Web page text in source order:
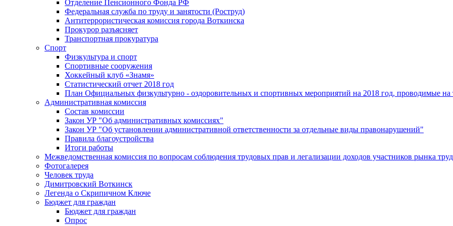
Отделение Пенсионного Фонда РФ
Федеральная служба по труду и занятости (Роструд)
Антитеррористическая комиссия города Воткинска
Прокурор разъясняет
Транспортная прокуратура
Спорт
Физкультура и спорт
Спортивные сооружения
Хоккейный клуб «Знамя»
Статистический отчет 2018 год
План Официальных физкультурно - оздоровительных и спортивных мероприятий на 2018 год, проводимые
Административная комиссия
Состав комиссии
Закон УР "Об административных комиссиях"
Закон УР "Об установлении административной ответственности за отдельные виды правонарушений"
Правила благоустройства
Итоги работы
Межведомственная комиссия по вопросам соблюдения трудовых прав и легализации доходов участников рынка
Фотогалерея
Человек труда
Димитровский Воткинск
Легенда о Скрипичном Ключе
Бюджет для граждан
Бюджет для граждан
Опрос